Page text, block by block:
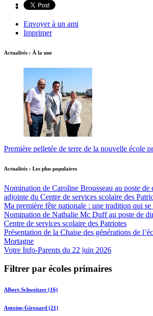
Envoyer à un ami
Imprimer
Actualités : À la une
Première pelletée de terre de la nouvelle école
Actualités : Les plus populaires
Nomination de Caroline Brousseau au poste de
adjointe du Centre de services scolaire des
Ma première fête nationale : une tradition qui
Nomination de Nathalie Mc Duff au poste de
Centre de services scolaire des Patriotes
Présentation de la Chaise des générations de
Mortagne
Votre Info-Parents du 22 juin 2026
Filtrer par écoles primaires
Albert-Schweitzer (16)
Antoine-Girouard (21)